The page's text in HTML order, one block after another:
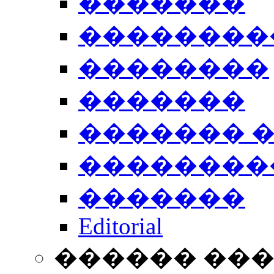
��������
�������
�������
�������
Editorial
������